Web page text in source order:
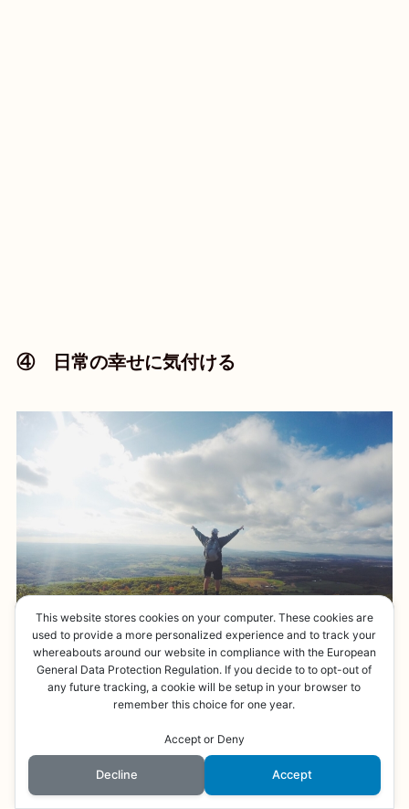
④ 日常の幸せに気付ける
前段、悩みやモヤモヤを吐き出して感情を整理で
時間でやるのですから、どうせならまずは良かっ
たこと、楽しかったことを「先に」振り返る
This website stores cookies on your computer. These cookies are
used to provide a more personalized experience and to track your
whereabouts around our website in compliance with the European
General Data Protection Regulation. If you decide to to opt-out of
any future tracking, a cookie will be setup in your browser to
remember this choice for one year.
Accept or Deny
Decline Accept